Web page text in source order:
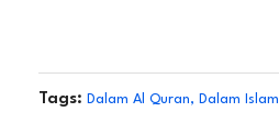
Tags: Dalam Al Quran, Dalam Islam